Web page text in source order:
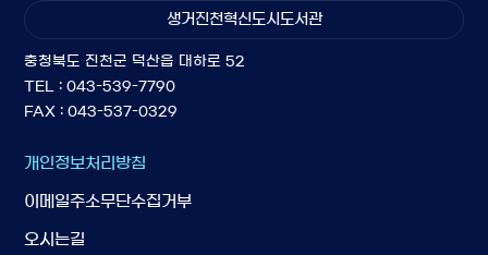
생거진천혁신도시도서관
충청북도 진천군 덕산읍 대하로 52
TEL : 043-539-7790
FAX : 043-537-0329
개인정보처리방침
이메일주소무단수집거부
오시는길